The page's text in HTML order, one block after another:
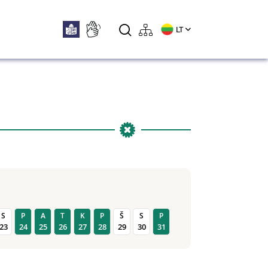
LT
S
23
P
24
A
25
T
26
K
27
P
28
Š
29
S
30
P
31